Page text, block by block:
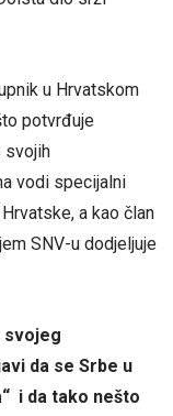
u Hrvatskom
potvrđuje
svojih
vodi specijalni
a kao član
SNV-u dodjeljuje
svojeg
da se Srbe u
i da tako nešto